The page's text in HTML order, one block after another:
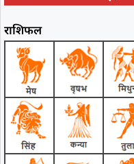
राशिफल